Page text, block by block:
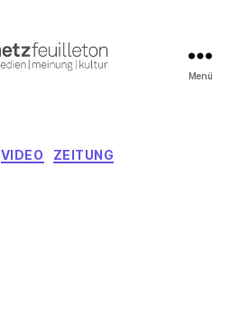
Menü
Kategorien
VIDEO ZEITUNG